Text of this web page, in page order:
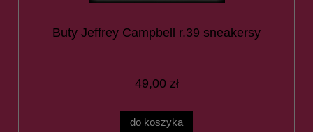
Buty Jeffrey Campbell r.39 sneakersy
49,00 zł
do koszyka